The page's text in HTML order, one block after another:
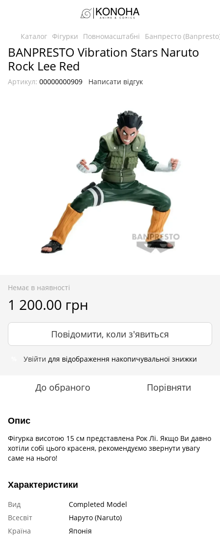
Каталог Фігурки Повномасштабні Банпресто
BANPRESTO Vibration Stars Naruto
Rock Lee Red
Артикул: 00000000909 Написати відгук
Немає в наявності
1 200.00 грн
Повідомити, коли з'явиться
Увійти для відображення накопичувальної знижки
До обраного Порівняти
Опис
Фігурка висотою 15 см представлена Рок Лі. Якщо Ви давно
хотіли собі цього красеня, рекомендуємо звернути увагу
саме на нього!
Характеристики
Вид
Completed Model
Всесвіт
Наруто (Naruto)
Країна
Японія